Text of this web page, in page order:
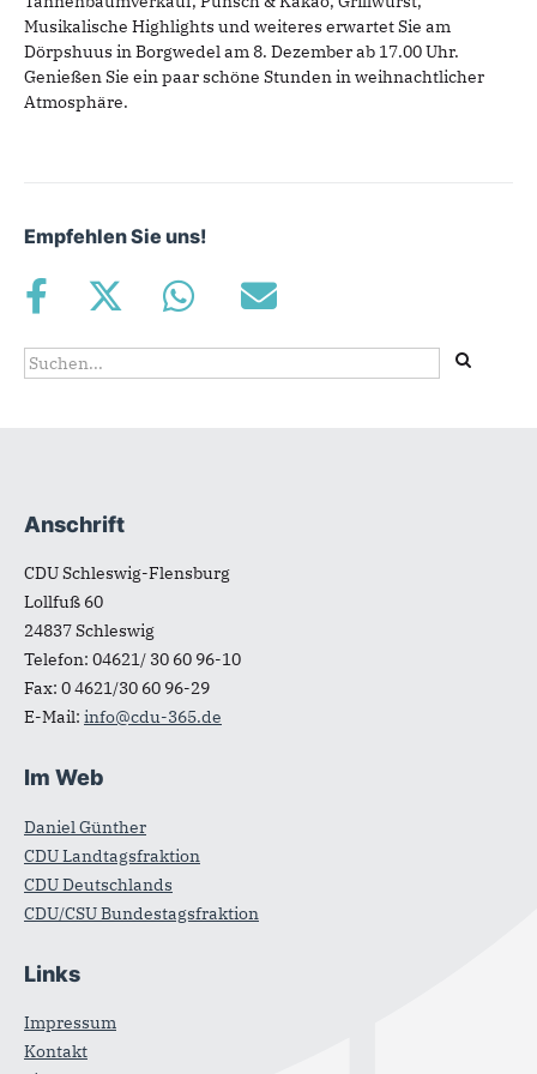
Musikalische Highlights und weiteres erwartet Sie am
Dörpshuus in Borgwedel am 8. Dezember ab 17.00 Uhr.
Genießen Sie ein paar schöne Stunden in weihnachtlicher
Atmosphäre.
Empfehlen Sie uns!
Suchformular
Suche
Fußbereich
Anschrift
CDU Schleswig-Flensburg
Lollfuß 60
24837Schleswig
Telefon: 04621/ 30 60 96-10
Fax: 0 4621/30 60 96-29
E-Mail: info@cdu-365.de
Im Web
Daniel Günther
CDU Landtagsfraktion
CDU Deutschlands
CDU/CSU Bundestagsfraktion
Links
Impressum
Kontakt